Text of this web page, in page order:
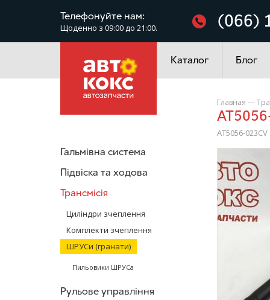
Телефонуйте нам:
Щоденно з 09:00 до 21:00. (066)
Каталог
Електроустаткування
Блог
Гальмівна система
Підвіска та ходова
Трансмісія
Циліндри зчеплення
Комплекти зчеплення
ШРУСи (гранати)
Пильовики ШРУСа
Рульове управління
Главная —
AT5056-023CV